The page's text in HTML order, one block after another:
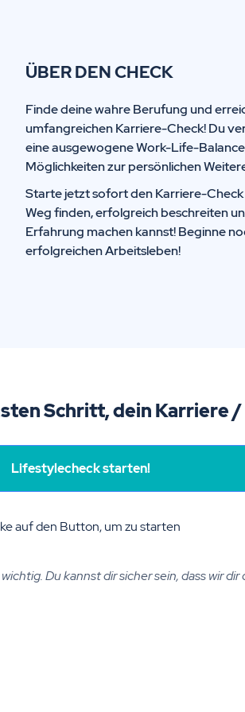
ÜBER DEN CHECK
Finde deine wahre Berufung und
umfangreichen Karriere-Check! Du
eine ausgewogene Work-Life-
Möglichkeiten zur persönlichen
Starte jetzt sofort den Karriere-
Weg finden, erfolgreich beschreiten
Erfahrung machen kannst! Beginne
erfolgreichen Arbeitsleben!
Schritt, dein Karriere
Lifestylecheck starten!
auf den Button, um zu starten
Du kannst dir sicher sein, dass wir